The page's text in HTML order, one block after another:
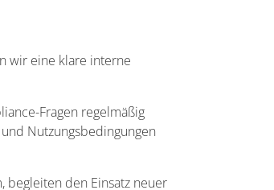
wir eine klare interne
Fragen regelmäßig
Nutzungsbedingungen
begleiten den Einsatz neuer